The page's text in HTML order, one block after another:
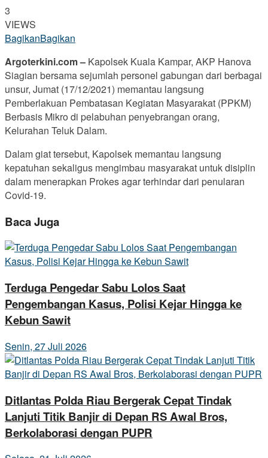
3
VIEWS
BagikanBagikan
Argoterkini.com – Kapolsek Kuala Kampar, AKP Hanova
Siagian bersama sejumlah personel gabungan dari berbagai
unsur, Jumat (17/12/2021) memantau langsung
Pemberlakuan Pembatasan Kegiatan Masyarakat (PPKM)
Berbasis Mikro di pelabuhan penyebrangan orang,
Kelurahan Teluk Dalam.
Dalam giat tersebut, Kapolsek memantau langsung
kepatuhan sekaligus mengimbau masyarakat untuk disiplin
dalam menerapkan Prokes agar terhindar dari penularan
Covid-19.
Baca Juga
Terduga Pengedar Sabu Lolos Saat
Pengembangan Kasus, Polisi Kejar Hingga ke
Kebun Sawit
Senin, 27 Juli 2026
Ditlantas Polda Riau Bergerak Cepat Tindak
Lanjuti Titik Banjir di Depan RS Awal Bros,
Berkolaborasi dengan PUPR